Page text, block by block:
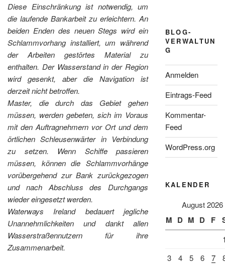
Diese Einschränkung ist notwendig, um
die laufende Bankarbeit zu erleichtern. An
beiden Enden des neuen Stegs wird ein
Schlammvorhang installiert, um während
der Arbeiten gestörtes Material zu
enthalten. Der Wasserstand in der Region
wird gesenkt, aber die Navigation ist
derzeit nicht betroffen.
Master, die durch das Gebiet gehen
müssen, werden gebeten, sich im Voraus
mit den Auftragnehmern vor Ort und dem
örtlichen Schleusenwärter in Verbindung
zu setzen. Wenn Schiffe passieren
müssen, können die Schlammvorhänge
vorübergehend zur Bank zurückgezogen
und nach Abschluss des Durchgangs
wieder eingesetzt werden.
Waterways Ireland bedauert jegliche
Unannehmlichkeiten und dankt allen
Wasserstraßennutzern für ihre
Zusammenarbeit.
BLOG-
VERWALTUN
G
Anmelden
Eintrags-Feed
Kommentar-
Feed
WordPress.org
KALENDER
August 2026
M D M D F
3
4 5 6 7